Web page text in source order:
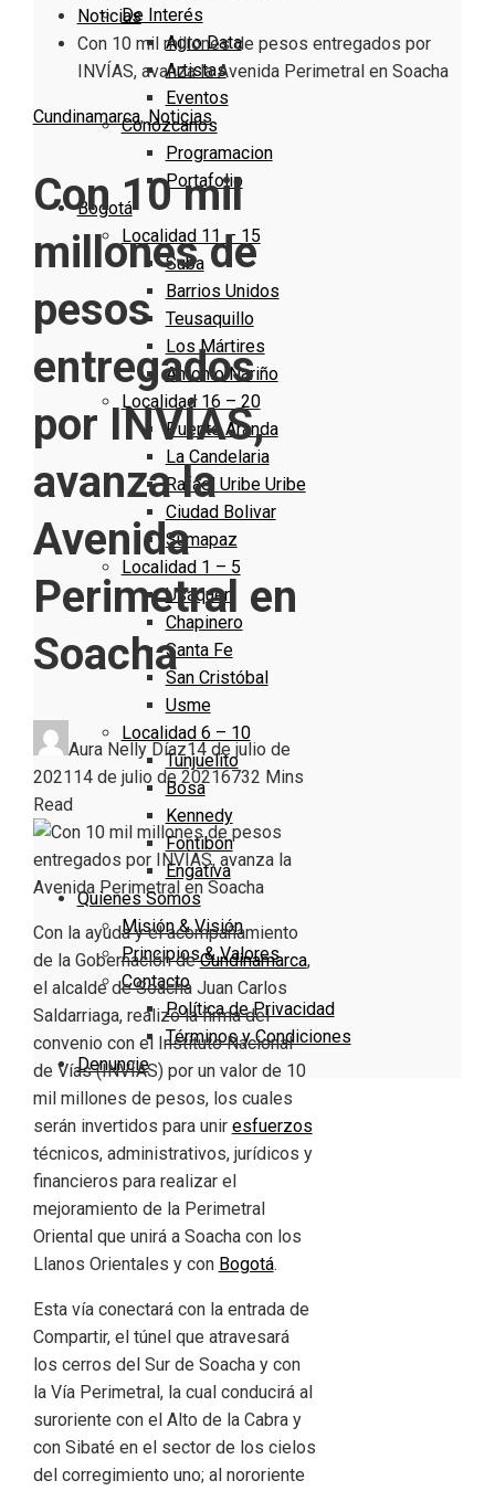
De Interés
Agro Data
Artistas
Eventos
Conózcanos
Programacion
Portafolio
Bogotá
Localidad 11 – 15
Suba
Barrios Unidos
Teusaquillo
Los Mártires
Antonio Nariño
Localidad 16 – 20
Puente Aranda
La Candelaria
Rafael Uribe Uribe
Ciudad Bolivar
Sumapaz
Localidad 1 – 5
Usaquen
Chapinero
Santa Fe
San Cristóbal
Usme
Localidad 6 – 10
Tunjuelito
Bosa
Kennedy
Fontibón
Engativa
Quienes Somos
Misión & Visión
Principios & Valores
Contacto
Política de Privacidad
Términos y Condiciones
Denuncie
Noticias
Con 10 mil millones de pesos entregados por
INVÍAS, avanza la Avenida Perimetral en Soacha
Cundinamarca, Noticias
Con 10 mil
millones de
pesos
entregados
por INVÍAS,
avanza la
Avenida
Perimetral en
Soacha
Aura Nelly Díaz14 de julio de
202114 de julio de 20216732 Mins
Read
Con la ayuda y el acompañamiento
de la Gobernación deCundinamarca,
el alcalde de Soacha Juan Carlos
Saldarriaga, realizó la firma del
convenio con el Instituto Nacional
de Vías (INVÍAS) por un valor de 10
mil millones de pesos, los cuales
serán invertidos para unir esfuerzos
técnicos, administrativos, jurídicos y
financieros para realizar el
mejoramiento de la Perimetral
Oriental que unirá a Soacha con los
Llanos Orientales y con Bogotá.
Esta vía conectará con la entrada de
Compartir, el túnel que atravesará
los cerros del Sur de Soacha y con
la Vía Perimetral, la cual conducirá al
suroriente con el Alto de la Cabra y
con Sibaté en el sector de los cielos
del corregimiento uno; al nororiente